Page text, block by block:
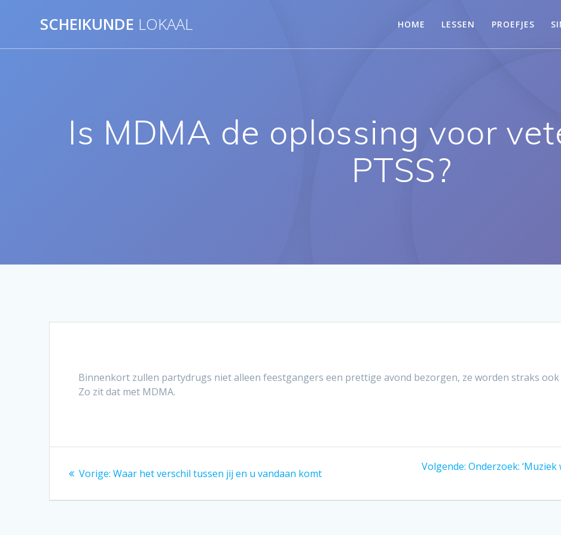
inhoud
SCHEIKUNDE LOKAAL HOME LESSEN PROEFJES
Is MDMA de oplossing voor
PTSS?
Binnenkort zullen partydrugs niet alleen feestgangers een prettige avond bezorgen, ze worden straks
Zo zit dat met MDMA.
navigatie
Vorige: Vorig
Waar het verschil tussen jij en u vandaan komt
Volgende: Volgend
Onderzoek: